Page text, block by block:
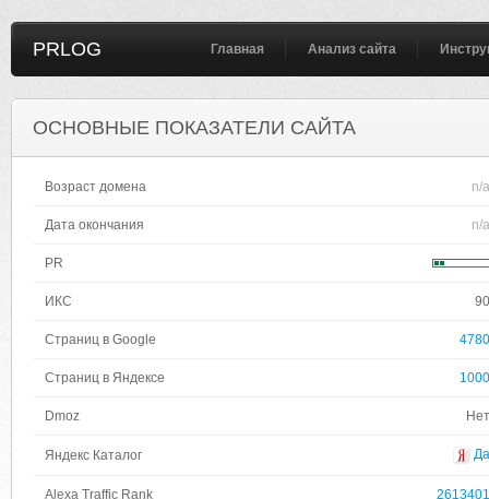
PRLOG Главная Анализ сайта
ОСНОВНЫЕ ПОКАЗАТЕЛИ САЙТА
Возраст домена n/a
Дата окончания n/a
PR
ИКС 90
Страниц в Google 4780
Страниц в Яндексе 1000
Dmoz Нет
Яндекс Каталог Да
Alexa Traffic Rank 2613401